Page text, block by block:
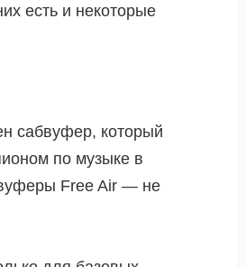
есть и некоторые
сабвуфер, который
по музыке в
Free Air — не